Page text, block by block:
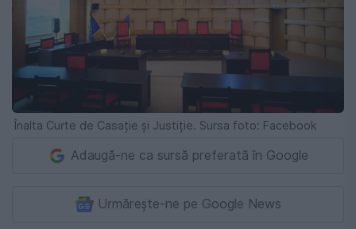
Înalta Curte de Casație și Justiție. Sursa foto: Facebook
Adaugă-ne ca sursă preferată în Google
Urmărește-ne pe Google News